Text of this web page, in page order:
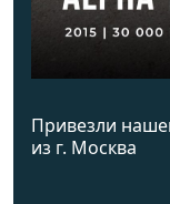
Привезли
из г. Москва